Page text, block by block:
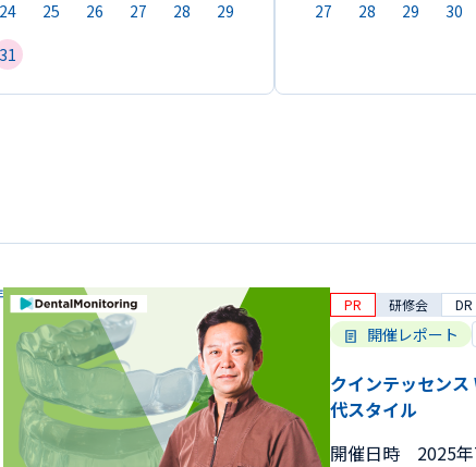
24 25 26 27 28
29
31
27
28 29 30
PR 研修会 DR
開催レポート
クインテッセン
代スタイル
開催日時
2025